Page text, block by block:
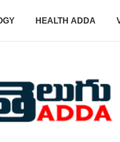
HEALTH ADDA